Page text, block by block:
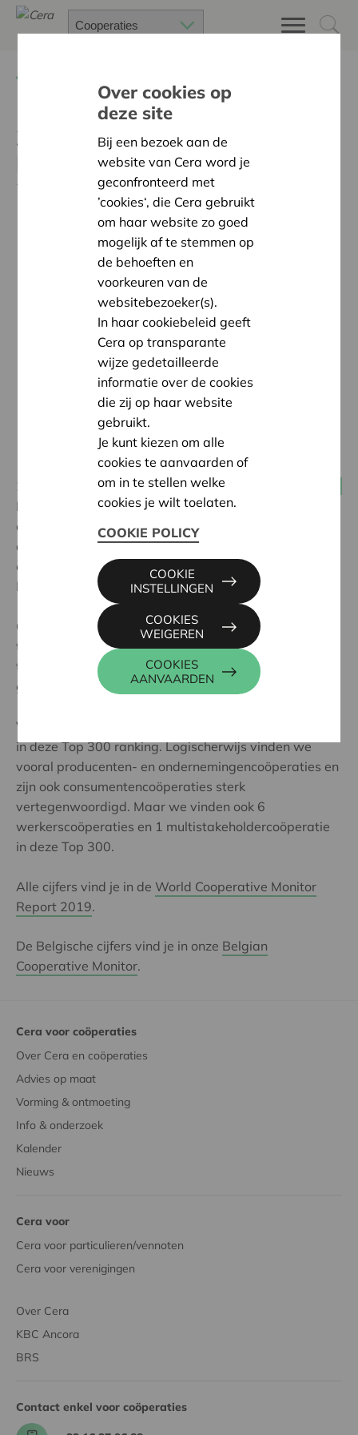
300 grootste coöperaties
hebben een omzet van $
2000 miljard
28 januari 2020
De top 300 grootste coöperaties realiseren samen een
omzet van 2000 miljard US dollar, zijn actief in heel
diverse sectoren en vertegenwoordigen de 4 types
coöperaties. Dat blijkt uit de World Cooperative
Monitor 2019, die de cijfers van 2017 opneemt.
Opvallend is dat 3 sectoren een heel groot deel van de
totale omzet op zich nemen: verzekeringen (39% +6 %
t.a.v. 2016), land- en tuinbouw (32%) en klein- en
groothandel (18%) .
Voor de eerste keer is het
in deze Top 300 ranking. Logischerwijs vinden we
vooral producenten- en ondernemingencoöperaties en
zijn ook consumentencoöperaties sterk
vertegenwoordigd. Maar we vinden ook 6
werkerscoöperaties en 1 multistakeholdercoöperatie
in deze Top 300.
Alle cijfers vind je in de World Cooperative Monitor
Report 2019.
De Belgische cijfers vind je in onze Belgian
Cooperative Monitor.
Cera voor coöperaties
Over Cera en coöperaties
Advies op maat
Vorming & ontmoeting
Info & onderzoek
Kalender
Nieuws
Cera voor
Cera voor particulieren/vennoten
Cera voor verenigingen
Over Cera
KBC Ancora
BRS
Contact enkel voor coöperaties
Over cookies op
deze site
Bij een bezoek aan de
website van Cera word je
geconfronteerd met
’cookies‘, die Cera gebruikt
om haar website zo goed
mogelijk af te stemmen op
de behoeften en
voorkeuren van de
websitebezoeker(s).
In haar cookiebeleid geeft
Cera op transparante
wijze gedetailleerde
informatie over de cookies
die zij op haar website
gebruikt.
Je kunt kiezen om alle
cookies te aanvaarden of
om in te stellen welke
cookies je wilt toelaten.
COOKIE POLICY
COOKIES
AANVAARDEN
COOKIES
WEIGEREN
COOKIE
INSTELLINGEN